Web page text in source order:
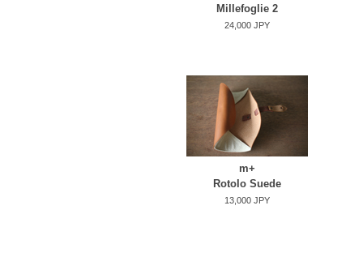
Millefoglie 2
24,000 JPY
m+
Rotolo Suede
13,000 JPY